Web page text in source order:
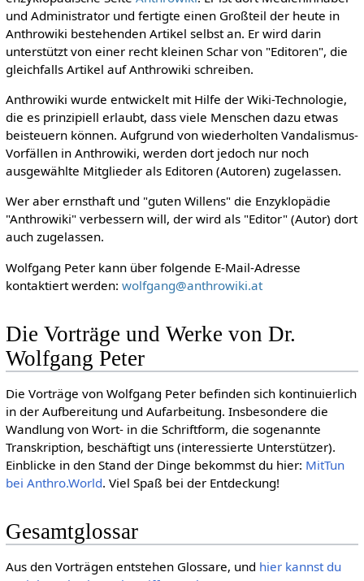
und Administrator und fertigte einen Großteil der heute in
Anthrowiki bestehenden Artikel selbst an. Er wird darin
unterstützt von einer recht kleinen Schar von "Editoren", die
gleichfalls Artikel auf Anthrowiki schreiben.
Anthrowiki wurde entwickelt mit Hilfe der Wiki-Technologie,
die es prinzipiell erlaubt, dass viele Menschen dazu etwas
beisteuern können. Aufgrund von wiederholten Vandalismus-
Vorfällen in Anthrowiki, werden dort jedoch nur noch
ausgewählte Mitglieder als Editoren (Autoren) zugelassen.
Wer aber ernsthaft und "guten Willens" die Enzyklopädie
"Anthrowiki" verbessern will, der wird als "Editor" (Autor) dort
auch zugelassen.
Wolfgang Peter kann über folgende E-Mail-Adresse
kontaktiert werden: wolfgang@anthrowiki.at
Die Vorträge und Werke von Dr.
Wolfgang Peter
Die Vorträge von Wolfgang Peter befinden sich kontinuierlich
in der Aufbereitung und Aufarbeitung. Insbesondere die
Wandlung von Wort- in die Schriftform, die sogenannte
Transkription, beschäftigt uns (interessierte Unterstützer).
Einblicke in den Stand der Dinge bekommst du hier: MitTun
bei Anthro.World. Viel Spaß bei der Entdeckung!
Gesamtglossar
Aus den Vorträgen entstehen Glossare, und hier kannst du